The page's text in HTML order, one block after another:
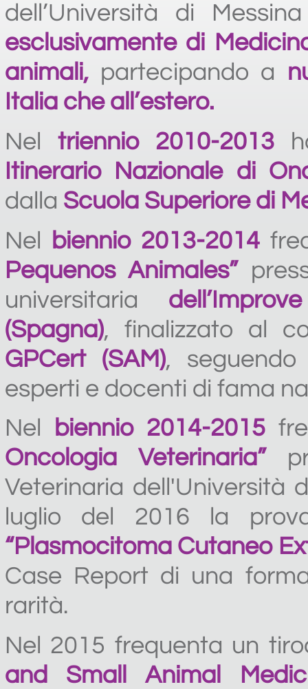
dell’Università di
esclusivamente di
animali,partecipando a
Italia che all’estero.
Nel triennio 2010-2013
Itinerario Nazionale di
dalla Scuola Superiore di
Nel
biennio 2013-2014
Pequenos Animales”
universitaria
(Spagna), finalizzato al
GPCert (SAM),
esperti e docenti di fama
Nel
biennio 2014-2015
Oncologia Veterinaria”
Veterinaria dell'Università
luglio del 2016 la
“Plasmocitoma Cutaneo
Case Report di una
rarità.
Nel 2015 frequenta un
and Small Animal